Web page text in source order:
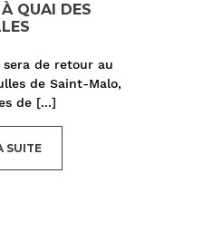
QUAI DES
de retour au
de Saint-Malo,
de [...]
SUITE